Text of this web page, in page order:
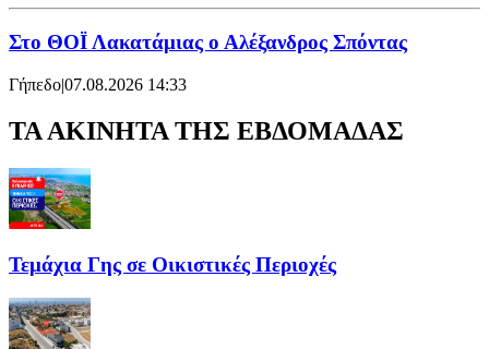
Στο ΘΟΪ Λακατάμιας ο Αλέξανδρος Σπόντας
Γήπεδο|07.08.2026 14:33
ΤΑ ΑΚΙΝΗΤΑ ΤΗΣ ΕΒΔΟΜΑΔΑΣ
Τεμάχια Γης σε Οικιστικές Περιοχές